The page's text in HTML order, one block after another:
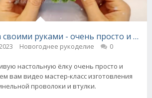
своими руками - очень просто и
Новогоднее рукоделие 0
вам видео мастер-класс изготовления
проволоки и втулки.